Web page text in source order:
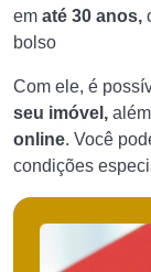
em até 30 anos,
Com ele, é
seu imóvel,
online. Você
condições